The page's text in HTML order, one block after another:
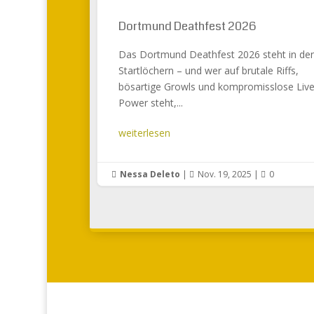
Dortmund Deathfest 2026
Das Dortmund Deathfest 2026 steht in
Startlöchern – und wer auf brutale Riffs,
bösartige Growls und kompromisslose
Power steht,...
weiterlesen
 Nessa Deleto |  Nov. 19, 2025 |  0